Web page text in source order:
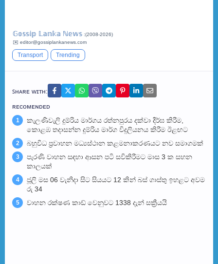
𝔾𝕠𝕤𝕤𝕚𝕡 𝕃𝕒𝕟𝕜𝕒 ℕ𝕖𝕨𝕤 :(2008-2026)
✉️ editor@gossiplankanews.com
Transport Trending
ꜱʜᴀʀᴇ ᴡɪᴛʜ:
ʀᴇᴄᴏᴍᴇɴᴅᴇᴅ
1
කැලණිවැලි දුම්රිය මාර්ගය රත්නපුරය දක්වා දීර්ඝ කිරීම,
කොළඹ තදාසන්න දුම්රිය මාර්ග විදුලියනය කිරීම ඊළඟ​ට
2 බහුවිධ ප්‍රවාහන මධ්‍යස්ථාන කළමනාකරණයට නව සමාගමක්
3
පැරණි වාහන සඳහා ආසන පටි සවිකිරීමට මාස 3 ක සහන
කාලයක්
4
ජූලි මස 06 වැනිදා සිට සියයට 12 කින් බස් ගාස්තු ඉහළට අවම
රු 34
5 වාහන රක්ෂණ කාඩ් වෙනුවට 1338 දැන් සක්‍රීයයි